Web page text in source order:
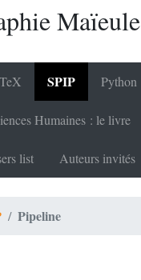
SPIP Python
Humaines : le livre
list Auteurs invités
Pipeline